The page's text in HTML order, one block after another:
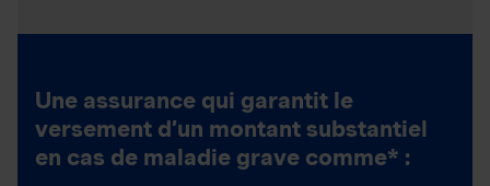
Une assurance qui garantit le
versement d’un montant substantiel
en cas de maladie grave comme* :